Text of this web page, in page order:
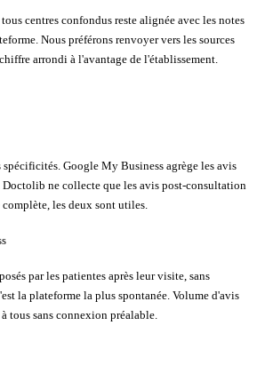
centres confondus reste alignée avec les notes
Nous préférons renvoyer vers les sources
arrondi à l'avantage de l'établissement.
spécificités. Google My Business agrège les avis
Doctolib ne collecte que les avis post-consultation
les deux sont utiles.
par les patientes après leur visite, sans
la plateforme la plus spontanée. Volume d'avis
tous sans connexion préalable.